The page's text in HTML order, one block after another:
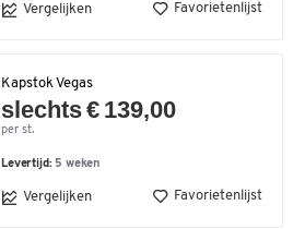
Vergelijken Favorietenlijst
Kapstok Vegas
slechts € 139,00
per st.
Levertijd: 5 weken
Vergelijken Favorietenlijst